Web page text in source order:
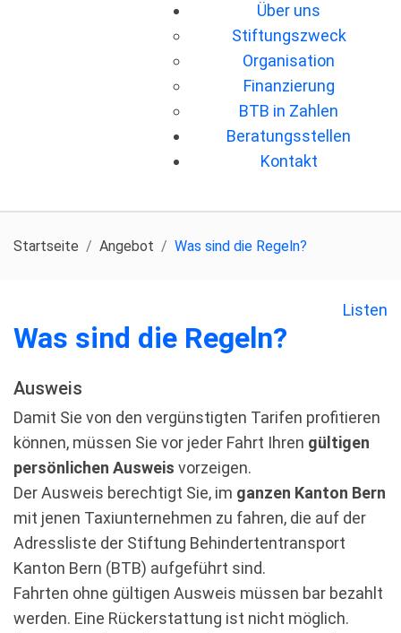
Über uns
Stiftungszweck
Organisation
Finanzierung
BTB in Zahlen
Beratungsstellen
Kontakt
Startseite Angebot Was sind die Regeln?
Listen
Was sind die Regeln?
Ausweis
Damit Sie von den vergünstigten Tarifen profitieren
können, müssen Sie vor jeder Fahrt Ihren gültigen
persönlichen Ausweis vorzeigen.
Der Ausweis berechtigt Sie, im ganzen Kanton Bern
mit jenen Taxiunternehmen zu fahren, die auf der
Adressliste der Stiftung Behindertentransport
Kanton Bern (BTB) aufgeführt sind.
Fahrten ohne gültigen Ausweis müssen bar bezahlt
werden. Eine Rückerstattung ist nicht möglich.